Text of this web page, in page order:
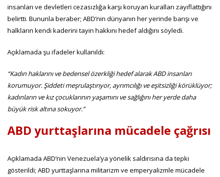
insanları ve devletleri cezasızlığa karşı koruyan kuralları zayıflattığını
belirtti. Bununla beraber; ABD’nin dünyanın her yerinde barışı ve
halkların kendi kaderini tayin hakkını hedef aldığını söyledi.
Açıklamada şu ifadeler kullanıldı:
“Kadın haklarını ve bedensel özerkliği hedef alarak ABD insanları
korumuyor. Şiddeti meşrulaştırıyor, ayrımcılığı ve eşitsizliği körüklüyor;
kadınların ve kız çocuklarının yaşamını ve sağlığını her yerde daha
büyük risk altına sokuyor.”
ABD yurttaşlarına mücadele çağrısı
Açıklamada ABD’nin Venezuela’ya yönelik saldırısına da tepki
gösterildi; ABD yurttaşlarına militarizm ve emperyalizmle mücadele